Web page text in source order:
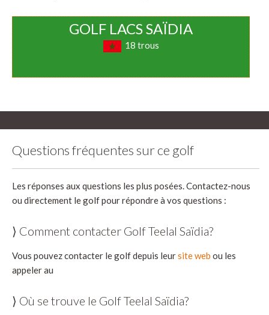
GOLF LACS SAÏDIA
18 trous
Questions fréquentes sur ce golf
Les réponses aux questions les plus posées. Contactez-nous
ou directement le golf pour répondre à vos questions :
⟩ Comment contacter Golf Teelal Saïdia?
Vous pouvez contacter le golf depuis leursite web ou les
appeler au
⟩ Où se trouve le Golf Teelal Saïdia?